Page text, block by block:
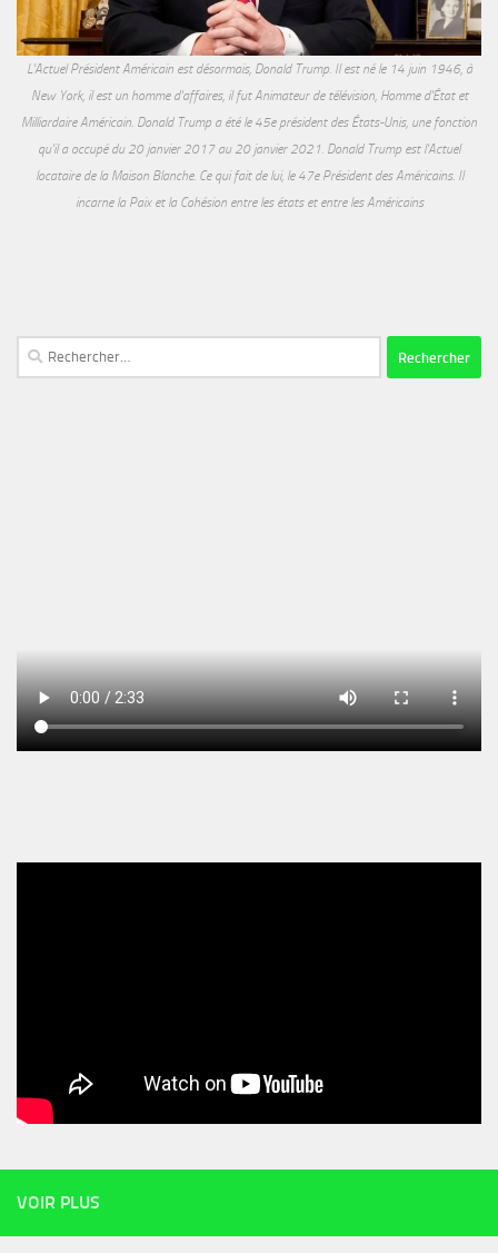
L'Actuel Président Américain est désormais, Donald Trump. Il est né le 14 juin 1946, à
New York, il est un homme d'affaires, il fut Animateur de télévision, Homme d'État et
Milliardaire Américain. Donald Trump a été le 45e président des États-Unis, une fonction
qu'il a occupé du 20 janvier 2017 au 20 janvier 2021. Donald Trump est l'Actuel
locataire de la Maison Blanche. Ce qui fait de lui, le 47e Président des Américains. Il
incarne la Paix et la Cohésion entre les états et entre les Américains
Rechercher :
VOIR PLUS